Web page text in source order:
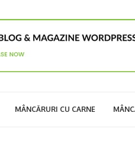
MÂNCĂRURI CU CARNE